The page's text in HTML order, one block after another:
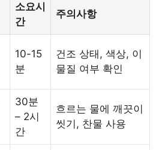
소요시
간
주의사항
10-15
분
건조 상태, 색상, 이
물질 여부 확인
30분
– 2시
간
흐르는 물에 깨끗이
씻기, 찬물 사용